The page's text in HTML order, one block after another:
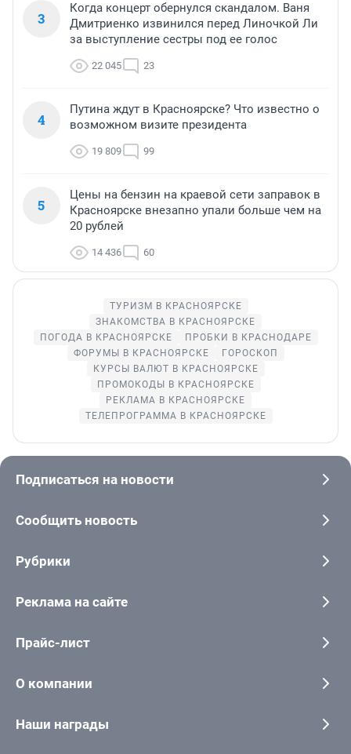
3
Когда концерт обернулся скандалом. Ваня
Дмитриенко извинился перед Линочкой Ли
за выступление сестры под ее голос
22 045 23
4
Путина ждут в Красноярске? Что известно о
возможном визите президента
19 809 99
5
Цены на бензин на краевой сети заправок в
Красноярске внезапно упали больше чем на
20 рублей
14 436 60
ТУРИЗМ В КРАСНОЯРСКЕ
ЗНАКОМСТВА В КРАСНОЯРСКЕ
ПОГОДА В КРАСНОЯРСКЕ
ПРОБКИ В КРАСНОДАРЕ
ФОРУМЫ В КРАСНОЯРСКЕ
ГОРОСКОП
КУРСЫ ВАЛЮТ В КРАСНОЯРСКЕ
ПРОМОКОДЫ В КРАСНОЯРСКЕ
РЕКЛАМА В КРАСНОЯРСКЕ
ТЕЛЕПРОГРАММА В КРАСНОЯРСКЕ
Подписаться на новости
Сообщить новость
Рубрики
Реклама на сайте
Прайс-лист
О компании
Наши награды